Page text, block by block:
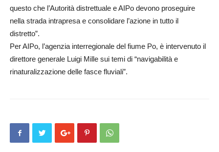
questo che l’Autorità distrettuale e AIPo devono proseguire
nella strada intrapresa e consolidare l’azione in tutto il
distretto”.
Per AIPo, l’agenzia interregionale del fiume Po, è intervenuto il
direttore generale Luigi Mille sui temi di “navigabilità e
rinaturalizzazione delle fasce fluviali”.